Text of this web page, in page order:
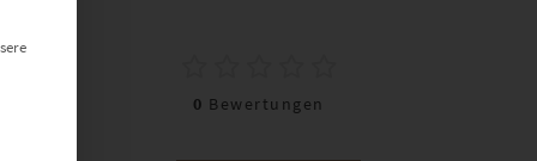
0 0 Bewertungen